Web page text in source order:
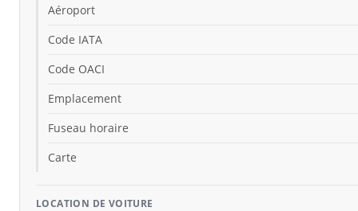
Aéroport
Code IATA
Code OACI
Emplacement
Fuseau horaire
Carte
LOCATION DE VOITURE